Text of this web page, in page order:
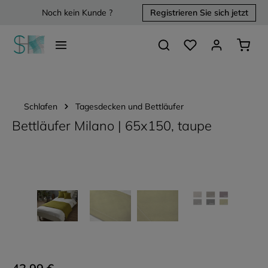
springenNoch kein Kunde ? Registrieren Sie sich jetzt
Du hast 0 Produkte
Schlafen Tagesdecken und Bettläufer
Bettläufer Milano | 65x150, taupe